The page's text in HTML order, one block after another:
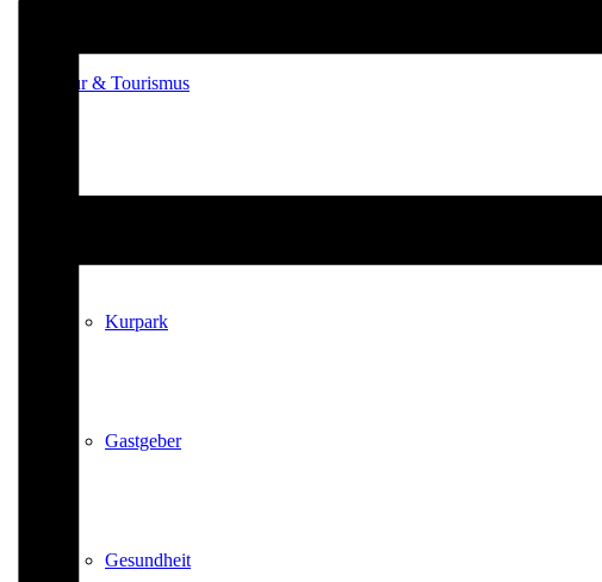
Kur & Tourismus
Kur in Königstein
Kurpark
Gastgeber
Gesundheit